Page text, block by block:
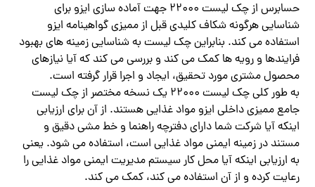
حسابرس از چک لیست 22000 جهت آماده سازی ایزو برای
شناسایی هرگونه شکاف کلیدی قبل از ممیزی گواهینامه ایزو
استفاده می کند. بنابراین چک لیست به شناسایی زمینه های بهبود
فرایندها و رویه ها کمک می کند و بررسی می کند که آیا نیازهای
محصول مشتری مورد تحقیق، ایجاد و اجرا قرار گرفته است.
به طور کلی چک لیست 22000 یک نسخه مختصر از چک لیست
جامع ممیزی داخلی ایزو مواد غذایی هستند. از آن برای ارزیابی
اینکه آیا شرکت شما دارای دفترچه راهنما و خط مشی دقیق و
مستند در زمینه ایمنی مواد غذایی است، استفاده می شود. یعنی
به ارزیابی اینکه آیا محل کار سیستم مدیریت ایمنی مواد غذایی را
رعایت کرده و از آن استفاده می کند، کمک می کند.